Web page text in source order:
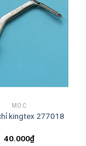
MÓC
kingtex 277018
40.000₫